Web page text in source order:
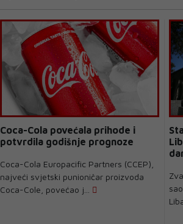
Coca-Cola povećala prihode i
potvrdila godišnje prognoze
Coca-Cola Europacific Partners (CCEP),
najveći svjetski punioničar proizvoda
Coca-Cole, povećao j...